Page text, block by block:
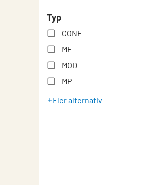
Typ
CONF
MF
MOD
MP
Fler alternativ